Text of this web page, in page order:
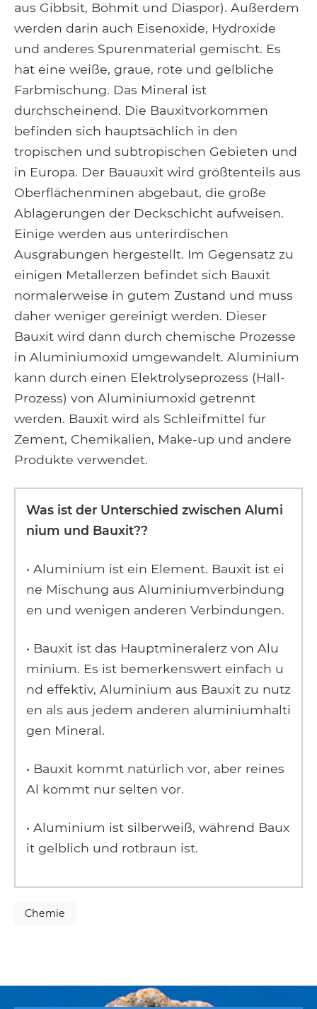
aus Gibbsit, Böhmit und Diaspor). Außerdem
werden darin auch Eisenoxide, Hydroxide
und anderes Spurenmaterial gemischt. Es
hat eine weiße, graue, rote und gelbliche
Farbmischung. Das Mineral ist
durchscheinend. Die Bauxitvorkommen
befinden sich hauptsächlich in den
tropischen und subtropischen Gebieten und
in Europa. Der Bauauxit wird größtenteils aus
Oberflächenminen abgebaut, die große
Ablagerungen der Deckschicht aufweisen.
Einige werden aus unterirdischen
Ausgrabungen hergestellt. Im Gegensatz zu
einigen Metallerzen befindet sich Bauxit
normalerweise in gutem Zustand und muss
daher weniger gereinigt werden. Dieser
Bauxit wird dann durch chemische Prozesse
in Aluminiumoxid umgewandelt. Aluminium
kann durch einen Elektrolyseprozess (Hall-
Prozess) von Aluminiumoxid getrennt
werden. Bauxit wird als Schleifmittel für
Zement, Chemikalien, Make-up und andere
Produkte verwendet.
Was ist der Unterschied zwischen Alumi
nium und Bauxit??
• Aluminium ist ein Element. Bauxit ist ei
ne Mischung aus Aluminiumverbindung
en und wenigen anderen Verbindungen.
• Bauxit ist das Hauptmineralerz von Alu
minium. Es ist bemerkenswert einfach u
nd effektiv, Aluminium aus Bauxit zu nutz
en als aus jedem anderen aluminiumhalti
gen Mineral.
• Bauxit kommt natürlich vor, aber reines
Al kommt nur selten vor.
• Aluminium ist silberweiß, während Baux
it gelblich und rotbraun ist.
Chemie